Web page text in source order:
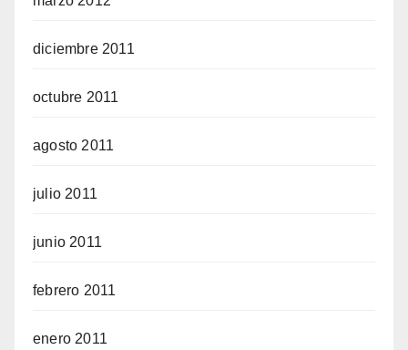
diciembre 2011
octubre 2011
agosto 2011
julio 2011
junio 2011
febrero 2011
enero 2011